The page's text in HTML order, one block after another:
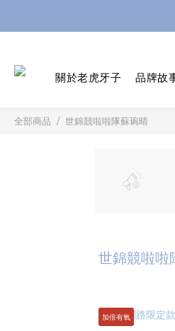
關於老虎牙子 品牌故
全部商品 世錦競啦啦隊蘇琬晴
世錦競啦啦
加倍有氧